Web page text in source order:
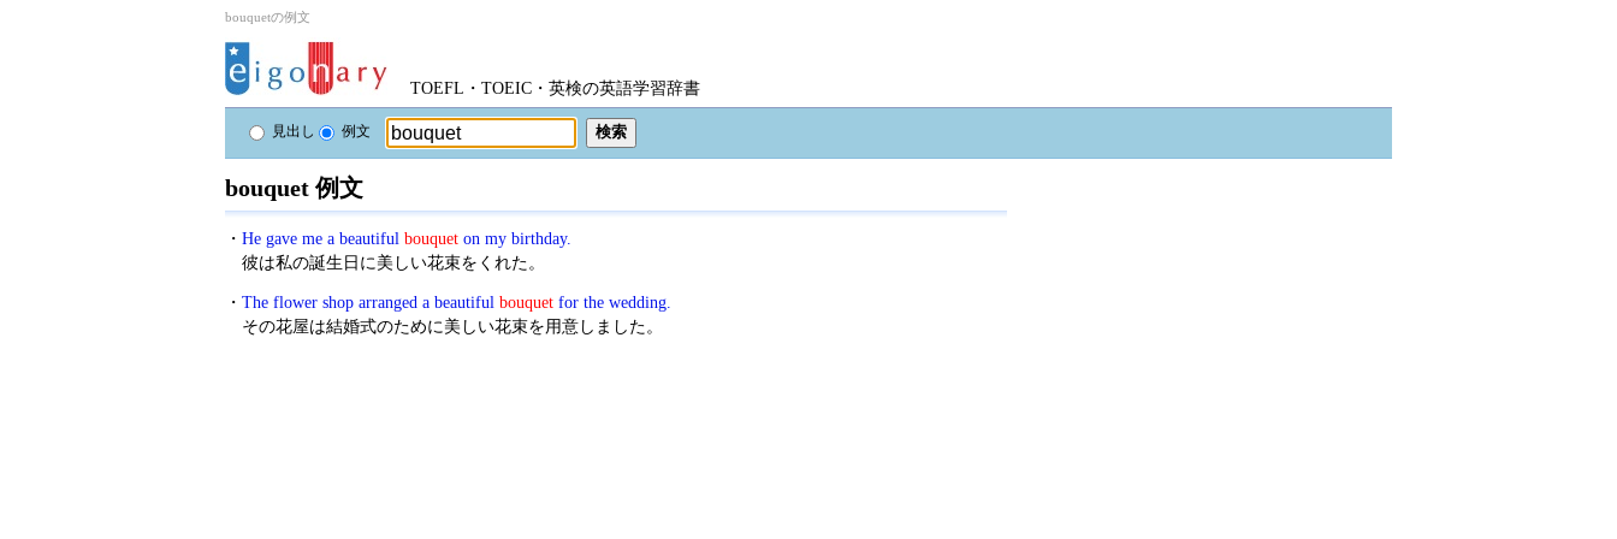
bouquetの例文
TOEFL・TOEIC・英検の英語学習辞書
見出し 例文
bouquet 例文
・ He gave me a beautiful bouquet on my birthday.
彼は私の誕生日に美しい花束をくれた。
・ The flower shop arranged a beautiful bouquet for the wedding.
その花屋は結婚式のために美しい花束を用意しました。